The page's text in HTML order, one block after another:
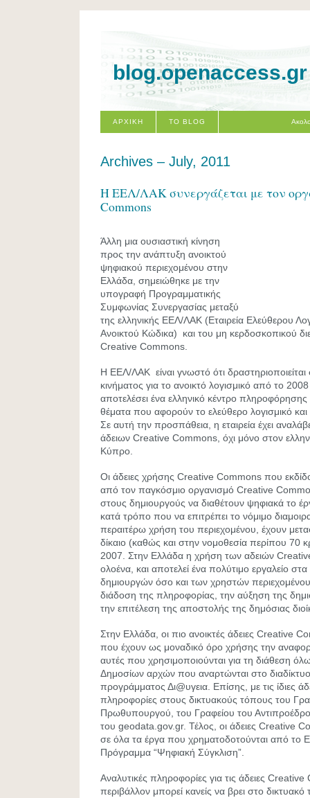
blog.openaccess.gr
ΑΡΧΙΚΗ ΤΟ BLOG
Archives – July, 2011
Η ΕΕΛ/ΛΑΚ συνεργάζεται με τον
Commons
Άλλη μια ουσιαστική κίνηση
προς την ανάπτυξη ανοικτού
ψηφιακού περιεχομένου στην
Ελλάδα, σημειώθηκε με την
υπογραφή Προγραμματικής
Συμφωνίας Συνεργασίας μεταξύ
της ελληνικής ΕΕΛ/ΛΑΚ (Εταιρεία Ελεύθερου
Ανοικτού Κώδικα) και του μη κερδοσκοπικού
Creative Commons.
Η ΕΕΛ/ΛΑΚ είναι γνωστό ότι
κινήματος για το ανοικτό λογισμικό από το 2008
αποτελέσει ένα ελληνικό κέντρο
θέματα που αφορούν το ελεύθερο λογισμικό
Σε αυτή την προσπάθεια, η εταιρεία έχει
άδειων Creative Commons, όχι μόνο στον
Κύπρο.
Οι άδειες χρήσης Creative Commons που
από τον παγκόσμιο οργανισμό Creative
στους δημιουργούς να διαθέτουν ψηφιακά το
κατά τρόπο που να επιτρέπει το νόμιμο
περαιτέρω χρήση του περιεχομένου, έχουν
δίκαιο (καθώς και στην νομοθεσία περίπου 70
2007. Στην Ελλάδα η χρήση των αδειών
ολοένα, και αποτελεί ένα πολύτιμο εργαλείο
δημιουργών όσο και των χρηστών
διάδοση της πληροφορίας, την αύξηση της
την επιτέλεση της αποστολής της δημόσιας
Στην Ελλάδα, οι πιο ανοικτές άδειες Creative
που έχουν ως μοναδικό όρο χρήσης την
αυτές που χρησιμοποιούνται για τη διάθεση
Δημοσίων αρχών που αναρτώνται στο
προγράμματος Δι@υγεια. Επίσης, με τις ίδιες
πληροφορίες στους δικτυακούς τόπους του
Πρωθυπουργού, του Γραφείου του
του geodata.gov.gr. Τέλος, οι άδειες Creative
σε όλα τα έργα που χρηματοδοτούνται από το
Πρόγραμμα “Ψηφιακή Σύγκλιση”.
Αναλυτικές πληροφορίες για τις άδειες
περιβάλλον μπορεί κανείς να βρει στο δικτυακό